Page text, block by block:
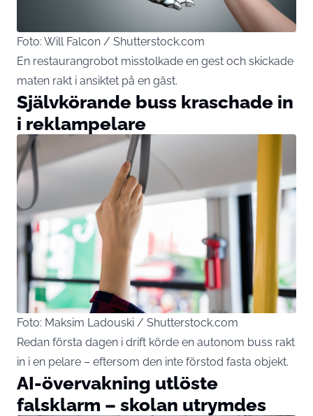
Foto: Will Falcon / Shutterstock.com
En restaurangrobot misstolkade en gest och skickade
maten rakt i ansiktet på en gäst.
Självkörande buss kraschade in
i reklampelare
Foto: Maksim Ladouski / Shutterstock.com
Redan första dagen i drift körde en autonom buss rakt
in i en pelare – eftersom den inte förstod fasta objekt.
AI-övervakning utlöste
falsklarm – skolan utrymdes